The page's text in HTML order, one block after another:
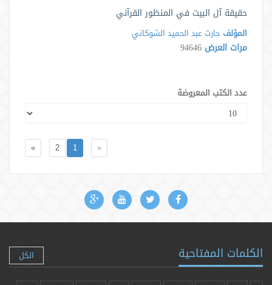
حقيقة آل البيت في المنظور القرآني
المؤلف حارث عبد الحميد الشوكاني
مرات العرض 94646
عدد الكتب المعروضة
«
1
2
»
الكلمات المفتاحية الكل